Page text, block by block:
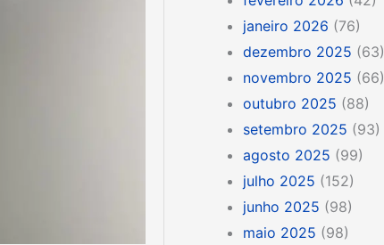
janeiro 2026 (76)
dezembro 2025 (63)
novembro 2025 (66)
outubro 2025 (88)
setembro 2025 (93)
agosto 2025 (99)
julho 2025 (152)
junho 2025 (98)
maio 2025 (98)